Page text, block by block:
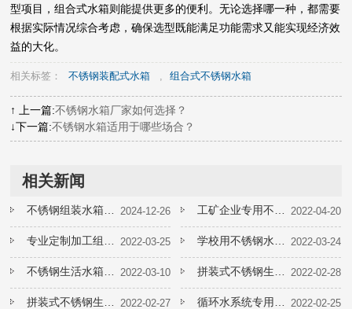
型项目，组合式水箱则能提供更多的便利。无论选择哪一种，都需要
根据实际情况综合考虑，确保选型既能满足功能需求又能实现经济效
益的大化。
相关标签： 不锈钢装配式水箱 组合式不锈钢水箱
↑ 上一篇:不锈钢水箱厂家如何选择？
↓下一篇:不锈钢水箱适用于哪些场合？
相关新闻
2024-12-26 2022-04-20
2022-03-25 2022-03-24
2022-03-10 2022-02-28
2022-02-27 2022-02-25